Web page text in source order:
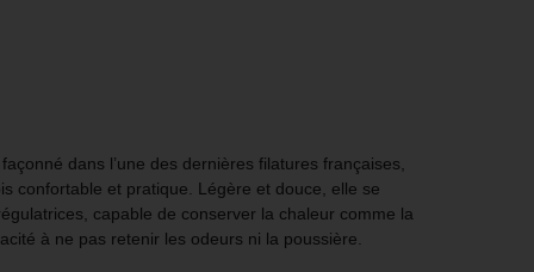
, façonné dans l’une des dernières filatures françaises,
confortable et pratique . Légère et douce, elle se
, capable de conserver la chaleur comme la
à ne pas retenir les odeurs ni la poussière.